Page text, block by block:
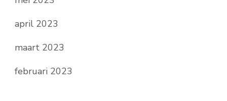
april 2023
maart 2023
februari 2023